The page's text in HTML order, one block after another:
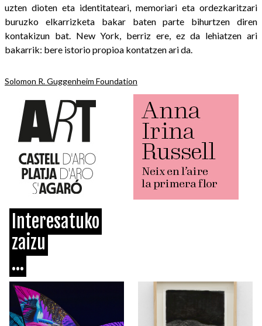
uzten dioten eta identitateari, memoriari eta ordezkaritzari
buruzko elkarrizketa bakar baten parte bihurtzen diren
kontakizun bat. New York, berriz ere, ez da lehiatzen ari
bakarrik: bere istorio propioa kontatzen ari da.
Solomon R. Guggenheim Foundation
Interesatuko
zaizu
...